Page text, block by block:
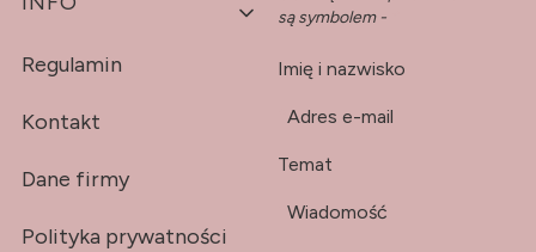
Regulamin
Kontakt
Dane firmy
Polityka prywatności
są symbolem -
Imię i nazwisko
Adres e-mail
Temat
Wiadomość